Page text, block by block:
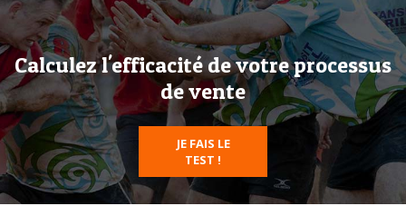
Calculez l'efficacité de votre processus
de vente
JE FAIS LE
TEST !